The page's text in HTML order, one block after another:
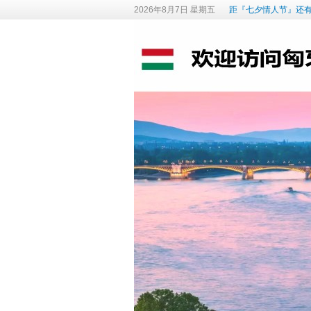
2026年8月7日 星期五 距『七夕情人节』还